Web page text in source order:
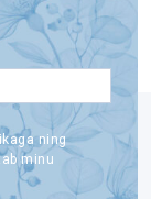
ning
minu